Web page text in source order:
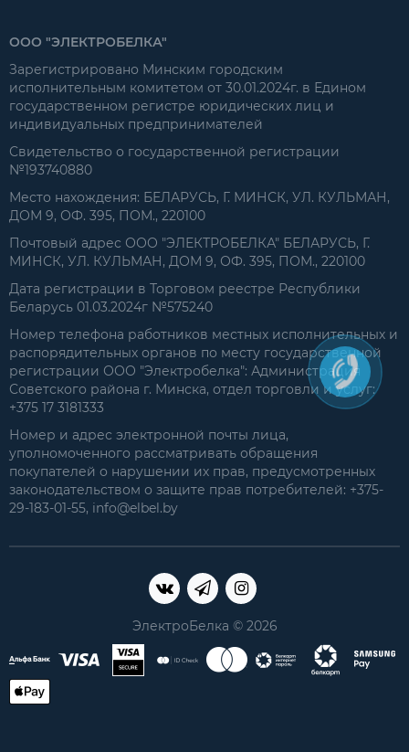
ООО "ЭЛЕКТРОБЕЛКА"
Зарегистрировано Минским городским
исполнительным комитетом от 30.01.2024г. в Едином
государственном регистре юридических лиц и
индивидуальных предпринимателей
Свидетельство о государственной регистрации
№193740880
Место нахождения: БЕЛАРУСЬ, Г. МИНСК, УЛ. КУЛЬМАН,
ДОМ 9, ОФ. 395, ПОМ., 220100
Почтовый адрес ООО "ЭЛЕКТРОБЕЛКА" БЕЛАРУСЬ, Г.
МИНСК, УЛ. КУЛЬМАН, ДОМ 9, ОФ. 395, ПОМ., 220100
Дата регистрации в Торговом реестре Республики
Беларусь 01.03.2024г №575240
Номер телефона работников местных исполнительных и
распорядительных органов по месту государственной
регистрации ООО "Электробелка": Администрация
Советского района г. Минска, отдел торговли и услуг:
+375 17 3181333
Номер и адрес электронной почты лица,
уполномоченного рассматривать обращения
покупателей о нарушении их прав, предусмотренных
законодательством о защите прав потребителей: +375-
29-183-01-55, info@elbel.by
ЭлектроБелка © 2026